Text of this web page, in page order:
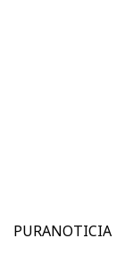
PURANOTICIA